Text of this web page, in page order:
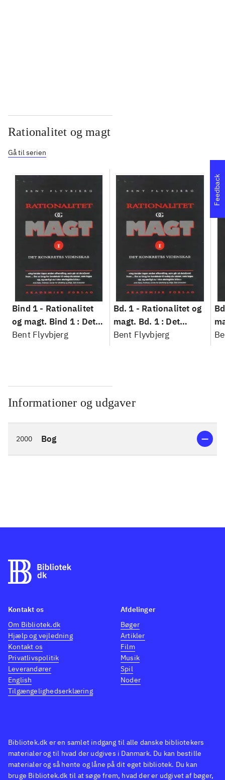
Rationalitet og magt
Gå til serien
Bind 1 - Rationalitet
og magt. Bind 1 : Det
konkretes videnskab
Bent Flyvbjerg
Bd. 1 - Rationalitet og
magt. Bd. 1 : Det
konkretes videnskab
Bent Flyvbjerg
Informationer og udgaver
2000 Bog
Feedback
Bibliotek.dk er en samlet indgang til alle danske bibliotekers
materialer og til hvad der udgives i Danmark. Du kan bestille
materialer og så hente og låne på dit eget bibliotek. Du kan
bruge Bibliotek.dk til at søge frem, hvad der er udgivet af bøger,
Kontakt os
Om Bibliotek.dk
Hjælp og vejledning
Kontakt os
Privatlivspolitik
Leverandører
English
Tilgængelighedserklæring
Afdelinger
Bøger
Artikler
Film
Musik
Spil
Noder